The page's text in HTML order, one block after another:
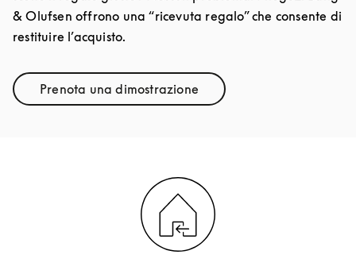
& Olufsen offrono una “ricevuta regalo” che consente di
restituire l’acquisto.
Prenota una dimostrazione
Link Opens in New Tab